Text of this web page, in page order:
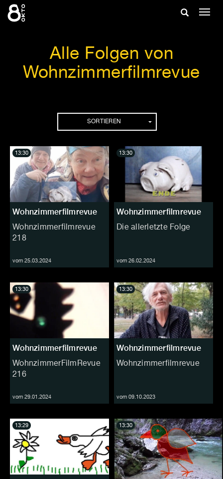
Zum
Inhalt
Suche
Alle Folgen von
Wohnzimmerfilmrevue
SORTIEREN
Wohnzimmerfilmrevue
Wohnzimmerfilmrevue
218
vom 25.03.2024
13:30
Wohnzimmerfilmrevue
Die allerletzte Folge
vom 26.02.2024
13:30
Wohnzimmerfilmrevue
WohnzimmerFilmRevue
216
vom 29.01.2024
13:30
Wohnzimmerfilmrevue
Wohnzimmerfilmrevue
vom 09.10.2023
13:30
13:29 13:30